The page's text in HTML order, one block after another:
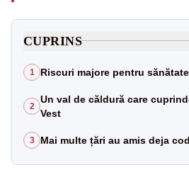
CUPRINS
1 Riscuri majore pentru
2
Un val de căldură care
Vest
3 Mai multe țări au amis deja